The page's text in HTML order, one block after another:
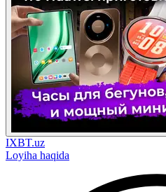
IXBT.uz
Loyiha haqida